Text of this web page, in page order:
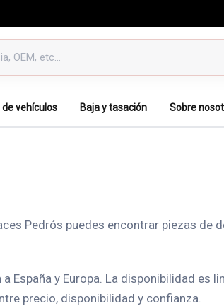
vehículos Baja y tasación Sobre
Pedrós puedes encontrar piezas
y Europa. La disponibilidad es
precio, disponibilidad y confianza.